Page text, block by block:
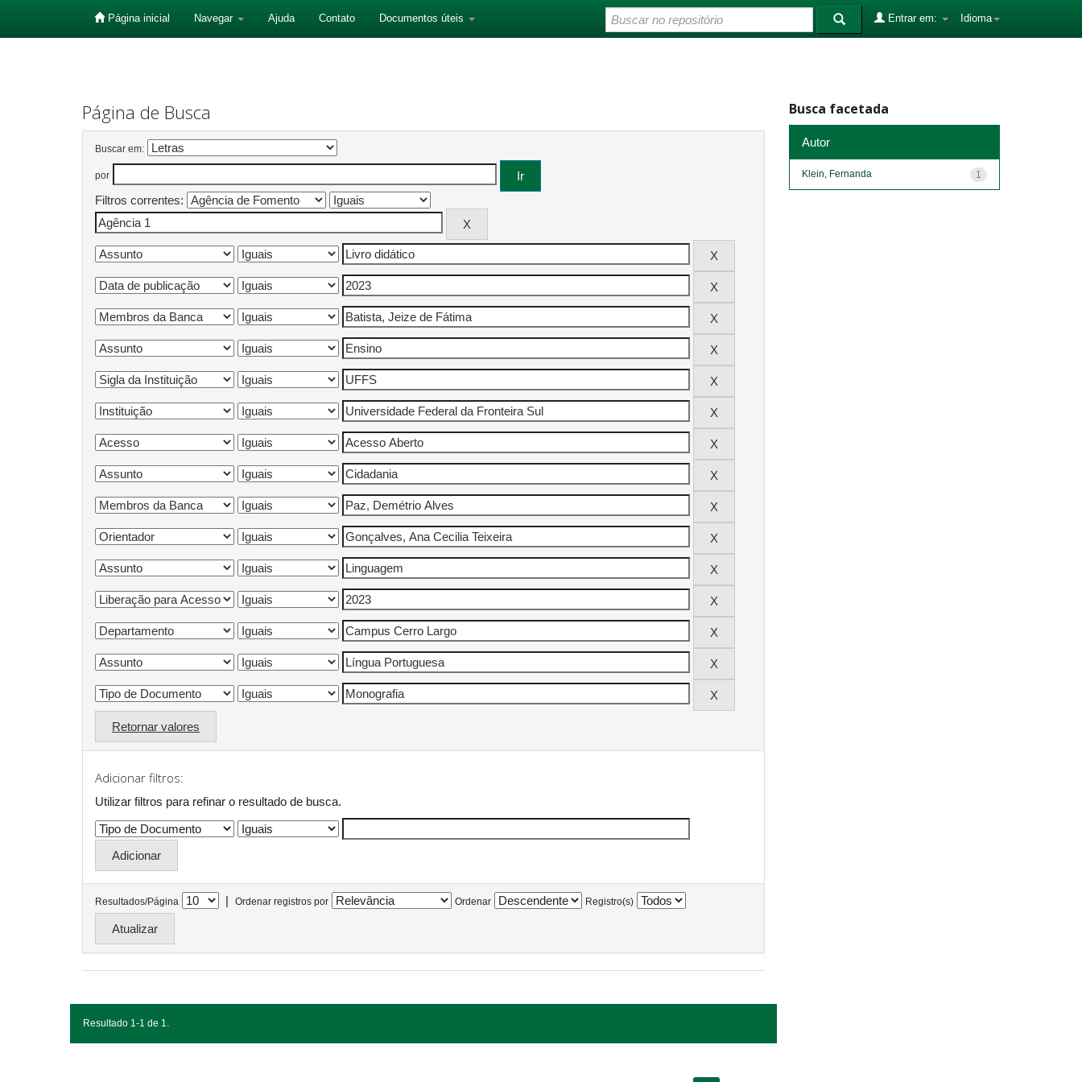
Página inicial Navegar Ajuda Contato Documentos úteis Idioma
Entrar em:
Página de Busca
Buscar em:
por
Filtros correntes:
Retornar valores
Adicionar filtros:
Utilizar filtros para refinar o resultado de busca.
Resultados/Página | Ordenar registros por Ordenar Registro(s)
Resultado 1-1 de 1.
Busca facetada
Autor
1
Klein, Fernanda